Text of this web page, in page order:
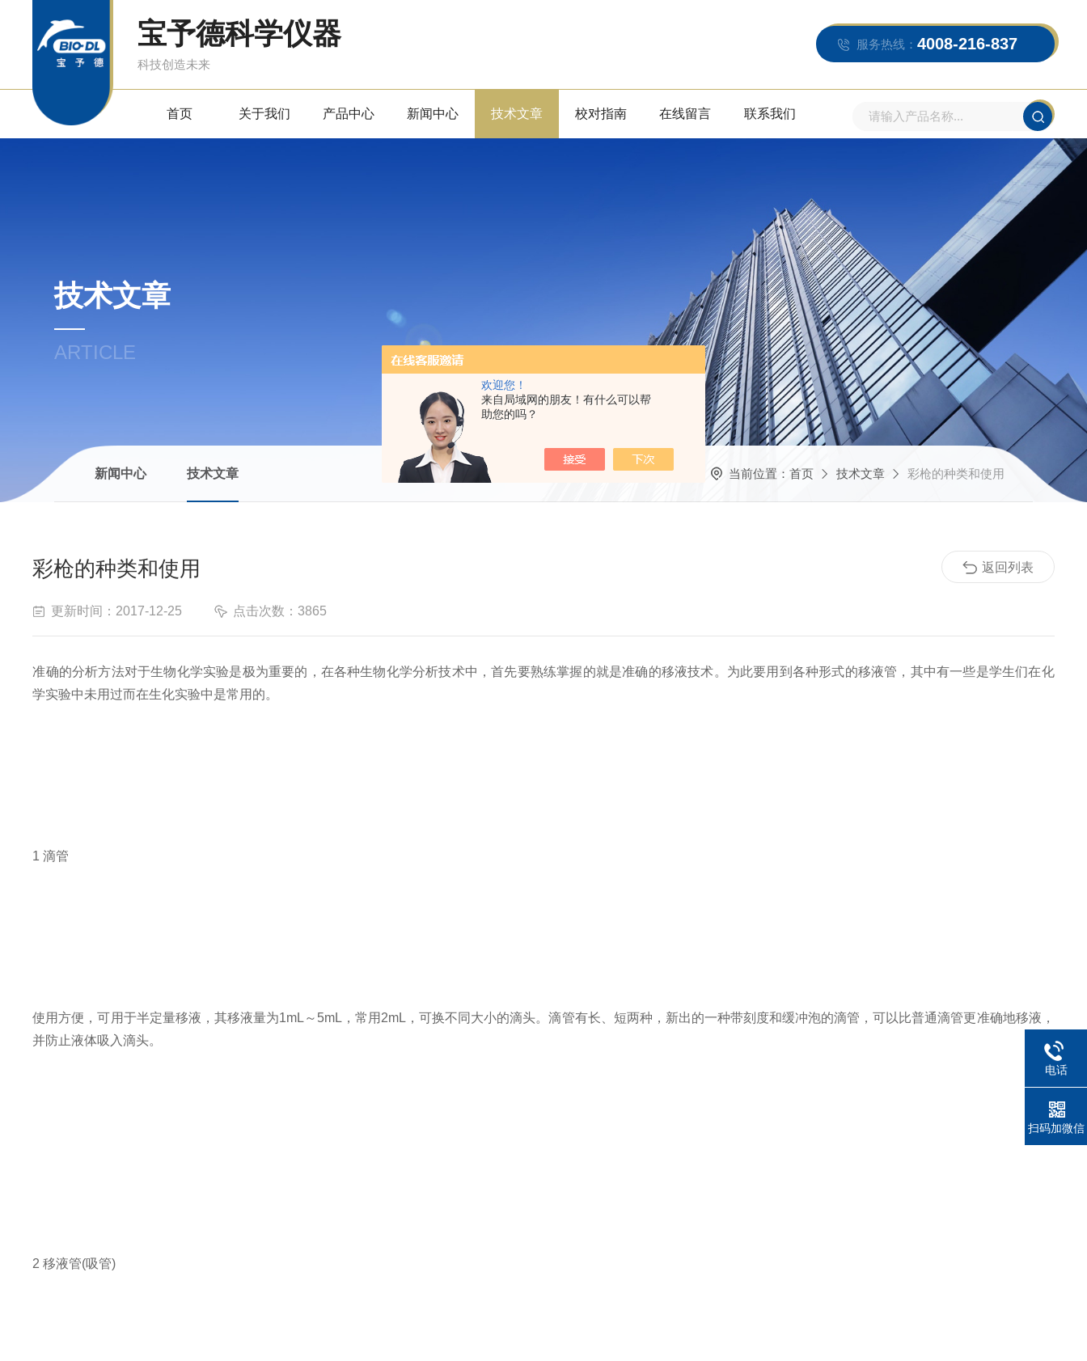
欢迎您！
来自局域网的朋友！有什么可以帮
助您的吗？
宝予德科学仪器
科技创造未来
服务热线： 4008-216-837
首页 关于我们 产品中心 新闻中心 技术文章 校对指南 在线留言 联系我们
技术文章
ARTICLE
新闻中心 技术文章 当前位置： 首页 技术文章 彩枪的种类和使用
彩枪的种类和使用
更新时间：2017-12-25 点击次数：3865
准确的分析方法对于生物化学实验是极为重要的，在各种生物化学分析技术中，首先要熟练掌握的就是准确的移液技术。为此要用到各种形式的移液管，其中有一些是学生们在化
学实验中未用过而在生化实验中是常用的。
1 滴管
使用方便，可用于半定量移液，其移液量为1mL～5mL，常用2mL，可换不同大小的滴头。滴管有长、短两种，新出的一种带刻度和缓冲泡的滴管，可以比普通滴管更准确地移液，
并防止液体吸入滴头。
2 移液管(吸管)
返回列表
电话
扫码加微信